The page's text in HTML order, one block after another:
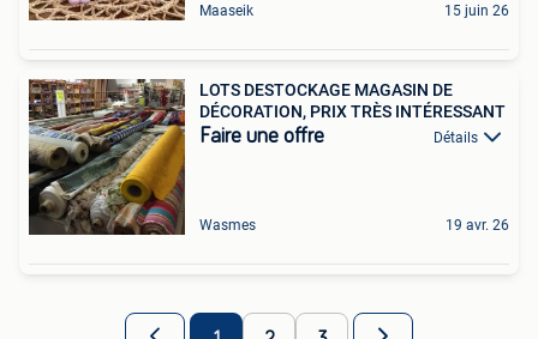
Maaseik 15 juin 26
LOTS DESTOCKAGE MAGASIN DE
DÉCORATION, PRIX TRÈS INTÉRESSANT
Faire une offre Détails
Wasmes 19 avr. 26